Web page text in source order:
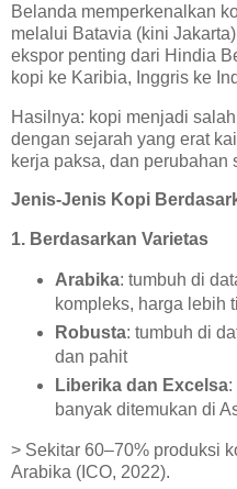
Belanda memperkenalkan
melalui Batavia (kini
ekspor penting dari Hindia
kopi ke Karibia, Inggris ke
Hasilnya: kopi menjadi
dengan sejarah yang erat
kerja paksa, dan perubahan
Jenis-Jenis Kopi
1. Berdasarkan Varietas
Arabika: tumbuh di
kompleks, harga lebih
Robusta: tumbuh di
dan pahit
Liberika dan Excelsa:
banyak ditemukan di
> Sekitar 60–70% produksi
Arabika (ICO, 2022).